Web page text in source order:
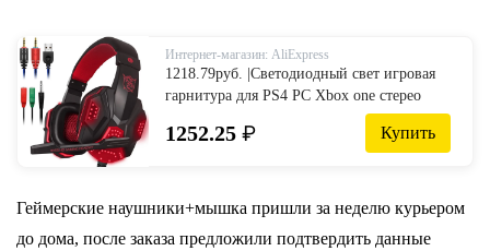
Интернет-магазин: AliExpress
1218.79руб. |Светодиодный свет игровая
гарнитура для PS4 PC Xbox one стерео
объемный звук шумоподавление
Проводные геймерские наушники с
AliExpress
1252.25 ₽ Купить
Геймерские наушники+мышка пришли за неделю курьером
до дома, после заказа предложили подтвердить данные